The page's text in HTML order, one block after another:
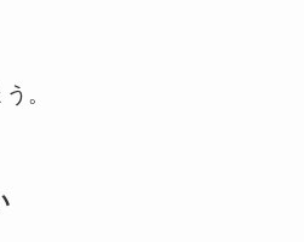
。